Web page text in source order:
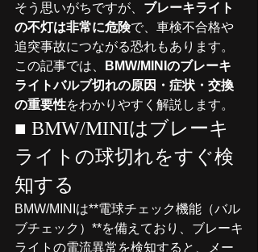
そう思いがちですが、 ブレーキライト
の不灯は非常に危険で、車検不合格や
追突事故につながる恐れもあります。
この記事では、
BMW/MINIのブレーキ
ライトバルブ切れの原因・症状・交換
の重要性をわかりやすく解説します。
■ BMW/MINIはブレーキ
ライトの球切れをすぐ検
知する
BMW/MINIは**電球チェック機能（バル
ブチェック）**を備えており、ブレーキ
ライトの電流異常を検知すると、メー